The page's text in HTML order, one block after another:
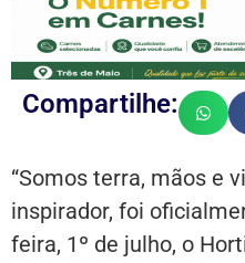
Compartilhe:
“Somos terra, mãos e
inspirador, foi
feira, 1º de julho, o